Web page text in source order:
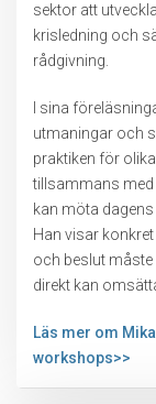
sektor att
krisledning och
rådgivning.
I sina
utmaningar och
praktiken för
tillsammans
kan möta
Han visar
och beslut
direkt kan
Läs mer om
workshops>>